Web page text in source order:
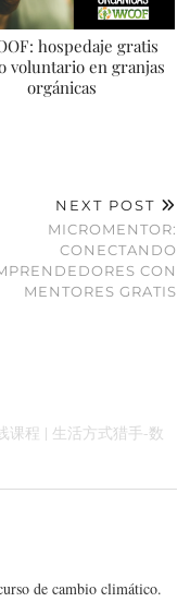
hospedaje gratis
voluntario en granjas
orgánicas
NEXT POST
MICROMENTOR:
CONECTANDO
CON
MENTORES GRATIS
课程 | 生活方式猎手-数
de cambio climático.